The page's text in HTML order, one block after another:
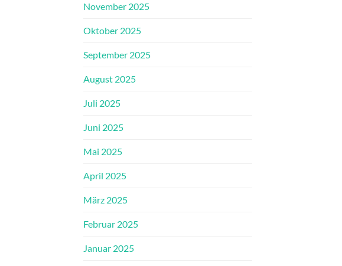
November 2025
Oktober 2025
September 2025
August 2025
Juli 2025
Juni 2025
Mai 2025
April 2025
März 2025
Februar 2025
Januar 2025